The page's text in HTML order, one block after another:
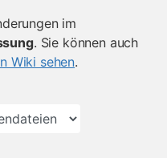
im
. Sie können auch
Wiki sehen.